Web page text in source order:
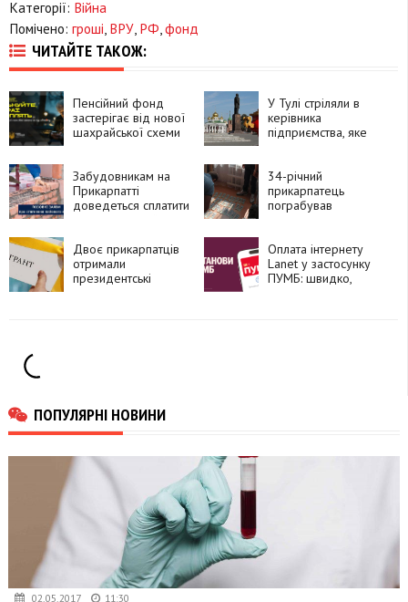
Категорії: Війна
Помічено: гроші ВРУ РФ фонд
ЧИТАЙТЕ ТАКОЖ:
Пенсійний фонд
застерігає від нової
шахрайської схеми
У Тулі стріляли в
керівника
підприємства, яке
Забудовникам на
Прикарпатті
доведеться сплатити
внесків
34-річний
прикарпатець
пограбував
гривень
Двоє прикарпатців
отримали
президентські
Оплата інтернету
Lanet у застосунку
ПУМБ: швидко,
ПОПУЛЯРНІ НОВИНИ
02.05.2017 11:30